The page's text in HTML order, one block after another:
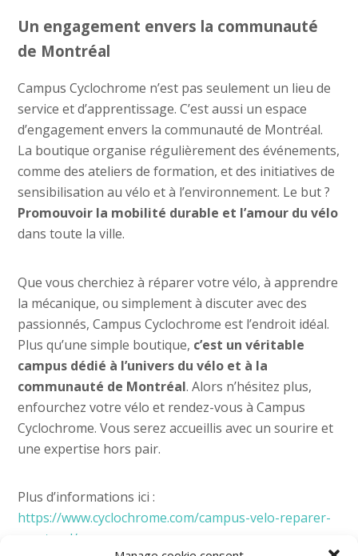
Un engagement envers la communauté
de Montréal
Campus Cyclochrome n’est pas seulement un lieu de
service et d’apprentissage. C’est aussi un espace
d’engagement envers la communauté de Montréal.
La boutique organise régulièrement des événements,
comme des ateliers de formation, et des initiatives de
sensibilisation au vélo et à l’environnement. Le but ?
Promouvoir la mobilité durable et l’amour du vélo
dans toute la ville.
Que vous cherchiez à réparer votre vélo, à apprendre
la mécanique, ou simplement à discuter avec des
passionnés, Campus Cyclochrome est l’endroit idéal.
Plus qu’une simple boutique, c’est un véritable
campus dédié à l’univers du vélo et à la
communauté de Montréal. Alors n’hésitez plus,
enfourchez votre vélo et rendez-vous à Campus
Cyclochrome. Vous serez accueillis avec un sourire et
une expertise hors pair.
Plus d’informations ici :
https://www.cyclochrome.com/campus-velo-reparer-
montreal/